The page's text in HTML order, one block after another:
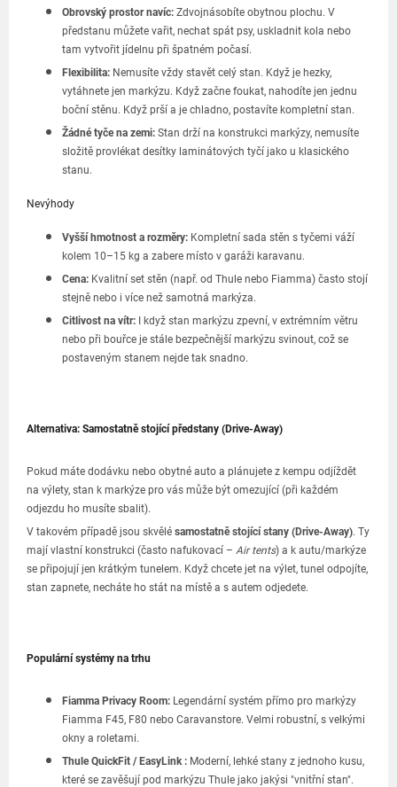
Obrovský prostor navíc: Zdvojnásobíte obytnou plochu. V
předstanu můžete vařit, nechat spát psy, uskladnit kola nebo
tam vytvořit jídelnu při špatném počasí.
Flexibilita: Nemusíte vždy stavět celý stan. Když je hezky,
vytáhnete jen markýzu. Když začne foukat, nahodíte jen jednu
boční stěnu. Když prší a je chladno, postavíte kompletní stan.
Žádné tyče na zemi: Stan drží na konstrukci markýzy, nemusíte
složitě provlékat desítky laminátových tyčí jako u klasického
stanu.
Nevýhody
Vyšší hmotnost a rozměry: Kompletní sada stěn s tyčemi váží
kolem 10–15 kg a zabere místo v garáži karavanu.
Cena: Kvalitní set stěn (např. od Thule nebo Fiamma) často stojí
stejně nebo i více než samotná markýza.
Citlivost na vítr: I když stan markýzu zpevní, v extrémním větru
nebo při bouřce je stále bezpečnější markýzu svinout, což se
postaveným stanem nejde tak snadno.
Alternativa: Samostatně stojící předstany (Drive-Away)
Pokud máte dodávku nebo obytné auto a plánujete z kempu odjíždět
na výlety, stan k markýze pro vás může být omezující (při každém
odjezdu ho musíte sbalit).
V takovém případě jsou skvělé samostatně stojící stany (Drive-Away). Ty
mají vlastní konstrukci (často nafukovací – Air tents) a k autu/markýze
se připojují jen krátkým tunelem. Když chcete jet na výlet, tunel odpojíte,
stan zapnete, necháte ho stát na místě a s autem odjedete.
Populární systémy na trhu
Fiamma Privacy Room: Legendární systém přímo pro markýzy
Fiamma F45, F80 nebo Caravanstore. Velmi robustní, s velkými
okny a roletami.
Thule QuickFit / EasyLink : Moderní, lehké stany z jednoho kusu,
které se zavěšují pod markýzu Thule jako jakýsi "vnitřní stan".